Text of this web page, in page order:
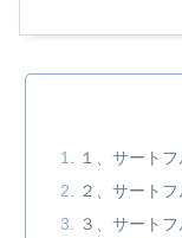
１、サート
２、サート
３、サート